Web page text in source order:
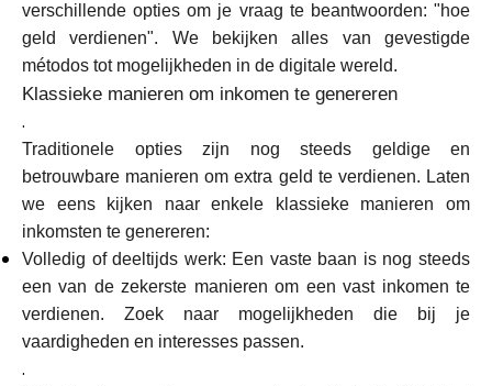
Merkselectie
Rondegeschiedenis
Blog
verschillende opties om je vraag te beantwoorden: "hoe
geld verdienen". We bekijken alles van gevestigde
métodos tot mogelijkheden in de digitale wereld.
Klassieke manieren om inkomen te genereren
.
Traditionele opties zijn nog steeds geldige en
betrouwbare manieren om extra geld te verdienen. Laten
we eens kijken naar enkele klassieke manieren om
inkomsten te genereren:
Volledig of deeltijds werk: Een vaste baan is nog steeds
een van de zekerste manieren om een vast inkomen te
verdienen. Zoek naar mogelijkheden die bij je
vaardigheden en interesses passen.
.